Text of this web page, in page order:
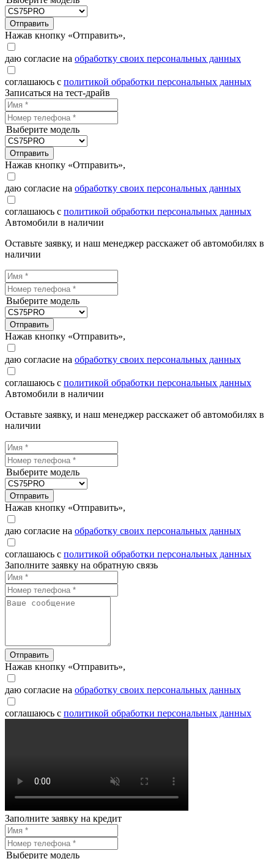
Отправить
Нажав кнопку «Отправить»,
даю согласие на обработку своих персональных данных
соглашаюсь с политикой обработки персональных данных
Записаться на тест-драйв
Выберите модель
Отправить
Нажав кнопку «Отправить»,
даю согласие на обработку своих персональных данных
соглашаюсь с политикой обработки персональных данных
Автомобили в наличии
Оставьте заявку, и наш менеджер расскажет об автомобилях в
наличии
Выберите модель
Отправить
Нажав кнопку «Отправить»,
даю согласие на обработку своих персональных данных
соглашаюсь с политикой обработки персональных данных
Автомобили в наличии
Оставьте заявку, и наш менеджер расскажет об автомобилях в
наличии
Выберите модель
Отправить
Нажав кнопку «Отправить»,
даю согласие на обработку своих персональных данных
соглашаюсь с политикой обработки персональных данных
Заполните заявку на обратную связь
Отправить
Нажав кнопку «Отправить»,
даю согласие на обработку своих персональных данных
соглашаюсь с политикой обработки персональных данных
Заполните заявку на кредит
Выберите модель